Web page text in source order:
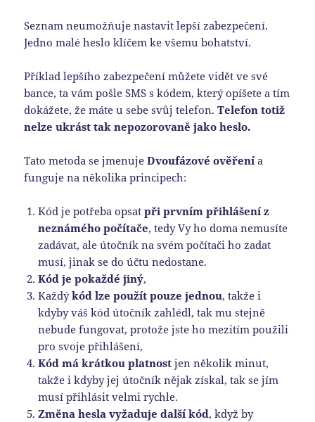
Seznam neumožňuje nastavit lepší zabezpečení.
Jedno malé heslo klíčem ke všemu bohatství.
Příklad lepšího zabezpečení můžete vidět ve své
bance, ta vám pošle SMS s kódem, který opíšete a tím
dokážete, že máte u sebe svůj telefon.Telefon totiž
nelze ukrást tak nepozorovaně jako heslo.
Tato metoda se jmenujeDvoufázové ověřenía
funguje na několika principech:
Kód je potřeba opsatpři prvním přihlášení z
neznámého počítače, tedy Vy ho doma nemusíte
zadávat, ale útočník na svém počítači ho zadat
musí, jinak se do účtu nedostane.
Kód je pokaždé jiný,
Každýkód lze použít pouze jednou, takže i
kdyby váš kód útočník zahlédl, tak mu stejně
nebude fungovat, protože jste ho mezitím použili
pro svoje přihlášení,
Kód má krátkou platnost jen několik minut,
takže i kdyby jej útočník nějak získal, tak se jím
musí přihlásit velmi rychle.
Změna hesla vyžaduje další kód, když by